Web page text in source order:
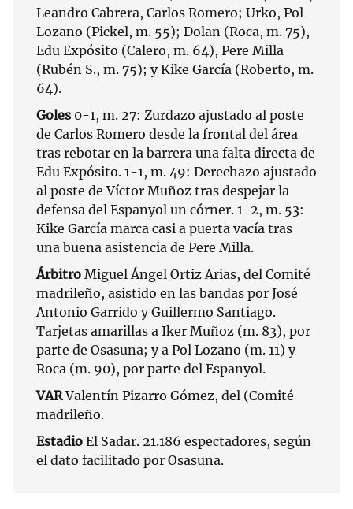
Leandro Cabrera, Carlos Romero; Urko, Pol
Lozano (Pickel, m. 55); Dolan (Roca, m. 75),
Edu Expósito (Calero, m. 64), Pere Milla
(Rubén S., m. 75); y Kike García (Roberto, m.
64).
Goles 0-1, m. 27: Zurdazo ajustado al poste
de Carlos Romero desde la frontal del área
tras rebotar en la barrera una falta directa de
Edu Expósito. 1-1, m. 49: Derechazo ajustado
al poste de Víctor Muñoz tras despejar la
defensa del Espanyol un córner. 1-2, m. 53:
Kike García marca casi a puerta vacía tras
una buena asistencia de Pere Milla.
Árbitro Miguel Ángel Ortiz Arias, del Comité
madrileño, asistido en las bandas por José
Antonio Garrido y Guillermo Santiago.
Tarjetas amarillas a Iker Muñoz (m. 83), por
parte de Osasuna; y a Pol Lozano (m. 11) y
Roca (m. 90), por parte del Espanyol.
VARValentín Pizarro Gómez, del (Comité
madrileño.
Estadio El Sadar. 21.186 espectadores, según
el dato facilitado por Osasuna.